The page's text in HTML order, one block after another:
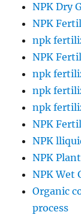
NPK Dry
NPK
npk
NPK
npk
npk
npk
NPK
NPK
NPK Plant
NPK Wet
Organic
process